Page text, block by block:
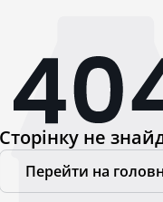
Сторінку не
Перейти на